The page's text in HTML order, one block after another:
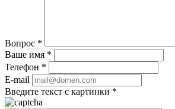
Вопрос *
Ваше имя *
Телефон *
E-mail
Введите текст с картинки *